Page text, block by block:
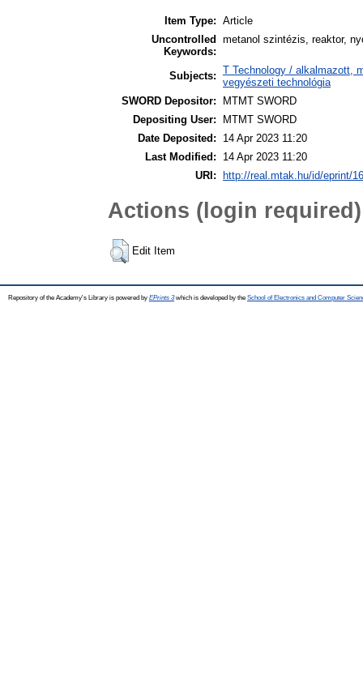
Item Type: Article
Uncontrolled
Keywords:
metanol szintézis, reaktor,
Subjects: T Technology / alkalmazott,
vegyészeti technológia
SWORD Depositor:
MTMT SWORD
Depositing User:
MTMT SWORD
Date Deposited:
14 Apr 2023 11:20
Last Modified:
14 Apr 2023 11:20
URI:
http://real.mtak.hu/id/eprint/
Actions (login required)
Edit Item
Repository of the Academy's Library is powered by EPrints 3which is developed by the School of Electronics and Computer